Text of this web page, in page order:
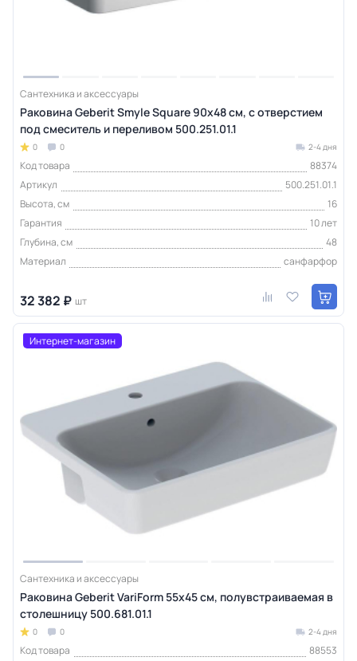
Сантехника и аксессуары
Раковина Geberit Smyle Square 90х48 см, с отверстием
под смеситель и переливом 500.251.01.1
0 0 2-4 дня
Код товара
88374
Артикул
500.251.01.1
Высота, см
16
Гарантия
10 лет
Глубина, см
48
Материал
санфарфор
32 382 ₽ шт
Интернет-магазин
Сантехника и аксессуары
Раковина Geberit VariForm 55х45 см, полувстраиваемая в
столешницу 500.681.01.1
0 0 2-4 дня
Код товара
88553